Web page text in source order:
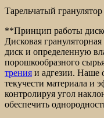
Тарельчатый гранулятор
**Принцип работы
Дисковая
диск и определенную
порошкообразного
трения и адгезии. Наше
текучести материала и
контролируя угол
обеспечить